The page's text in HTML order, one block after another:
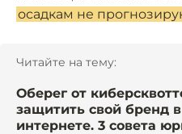
осадкам не
Читайте на тему:
Оберег от
защитить свой бренд в
интернете. 3 совета